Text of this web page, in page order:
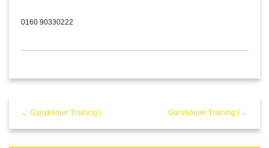
0160 90330222
← Ganzkörper Training I Ganzkörper Training I →